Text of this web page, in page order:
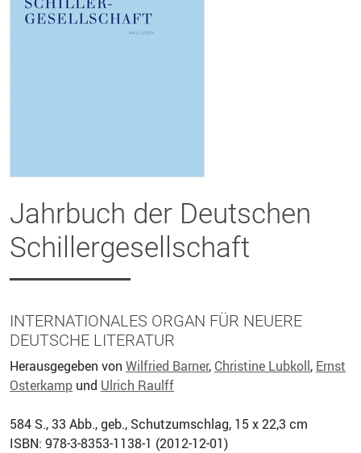
Jahrbuch der Deutschen
Schillergesellschaft
INTERNATIONALES ORGAN FÜR NEUERE
DEUTSCHE LITERATUR
Herausgegeben von Wilfried Barner, Christine Lubkoll, Ernst
Osterkamp und Ulrich Raulff
584 S., 33 Abb., geb., Schutzumschlag, 15 x 22,3 cm
ISBN: 978-3-8353-1138-1 (2012-12-01)